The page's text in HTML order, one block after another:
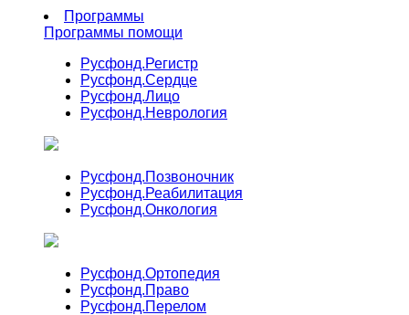
Программы
Программы помощи
Русфонд.Регистр
Русфонд.Сердце
Русфонд.Лицо
Русфонд.Неврология
Русфонд.Позвоночник
Русфонд.Реабилитация
Русфонд.Онкология
Русфонд.Ортопедия
Русфонд.Право
Русфонд.Перелом